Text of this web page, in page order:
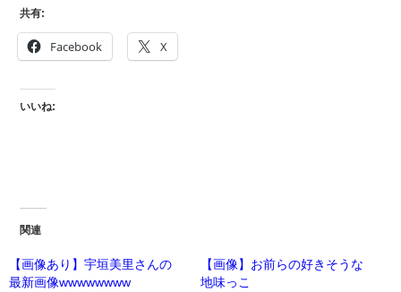
共有:
Facebook X
いいね:
関連
【画像あり】宇垣美里さんの
最新画像wwwwwwww
【画像】お前らの好きそうな
地味っこ